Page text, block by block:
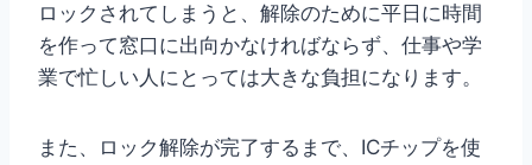
ロックされてしまうと、解除のために平日に時間
を作って窓口に出向かなければならず、仕事や学
業で忙しい人にとっては大きな負担になります。
また、ロック解除が完了するまで、ICチップを使